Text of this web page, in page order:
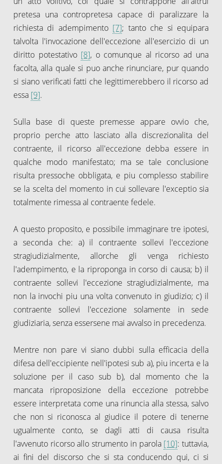
pretesa una contropretesa capace di paralizzare la
richiesta di adempimento [7]; tanto che si equipara
talvolta l'invocazione dell'eccezione all'esercizio di un
diritto potestativo [8], o comunque al ricorso ad una
facolta, alla quale si puo anche rinunciare, pur quando
si siano verificati fatti che legittimerebbero il ricorso ad
essa [9].
Sulla base di queste premesse appare ovvio che,
proprio perche atto lasciato alla discrezionalita del
contraente, il ricorso all'eccezione debba essere in
qualche modo manifestato; ma se tale conclusione
risulta pressoche obbligata, e piu complesso stabilire
se la scelta del momento in cui sollevare l'exceptio sia
totalmente rimessa al contraente fedele.
A questo proposito, e possibile immaginare tre ipotesi,
a seconda che: a) il contraente sollevi l'eccezione
stragiudizialmente, allorche gli venga richiesto
l'adempimento, e la riproponga in corso di causa; b) il
contraente sollevi l'eccezione stragiudizialmente, ma
non la invochi piu una volta convenuto in giudizio; c) il
contraente sollevi l'eccezione solamente in sede
giudiziaria, senza essersene mai avvalso in precedenza.
Mentre non pare vi siano dubbi sulla efficacia della
difesa dell'eccipiente nell'ipotesi sub a), piu incerta e la
soluzione per il caso sub b), dal momento che la
mancata riproposizione della eccezione potrebbe
essere interpretata come una rinuncia alla stessa, salvo
che non si riconosca al giudice il potere di tenerne
ugualmente conto, se dagli atti di causa risulta
l'avvenuto ricorso allo strumento in parola [10]: tuttavia,
ai fini del discorso che si sta conducendo qui, ci si